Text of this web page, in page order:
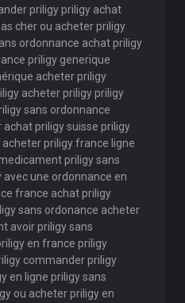
priligy priligy achat
cher ou acheter priligy
ordonnance achat priligy
priligy generique
acheter priligy
acheter priligy priligy
sans ordonnance
priligy suisse priligy
priligy france ligne
priligy sans
une ordonnance en
france achat priligy
sans ordonance acheter
avoir priligy sans
en france priligy
commander priligy
en ligne priligy sans
ou acheter priligy en